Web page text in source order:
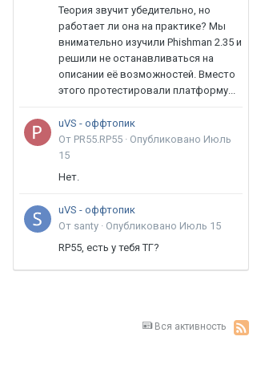
Теория звучит убедительно, но
работает ли она на практике? Мы
внимательно изучили Phishman 2.35 и
решили не останавливаться на
описании её возможностей. Вместо
этого протестировали платформу...
uVS - оффтопик
От PR55.RP55 · Опубликовано Июль
15
Нет.
uVS - оффтопик
От santy · Опубликовано Июль 15
RP55, есть у тебя ТГ?
Вся активность